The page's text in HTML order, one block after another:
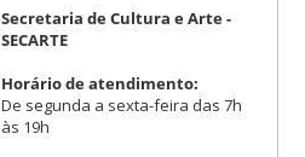
Secretaria de Cultura e Arte -
SECARTE
Horário de atendimento:
De segunda a sexta-feira das 7h
às 19h